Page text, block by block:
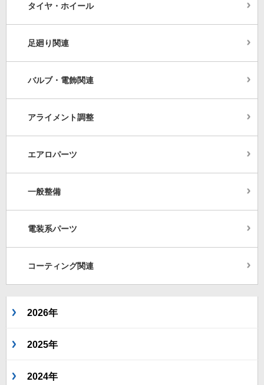
タイヤ・ホイール
足廻り関連
バルブ・電飾関連
アライメント調整
エアロパーツ
一般整備
電装系パーツ
コーティング関連
2026年
2025年
2024年